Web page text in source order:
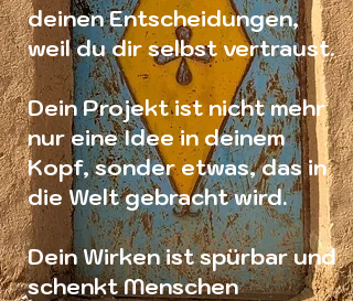
deinen Entscheidungen,
weil du dir selbst vertraust.
DeinProjekt ist nicht mehr
nur eine Idee in deinem
Kopf, sonder etwas, das in
die Welt gebracht wird.
Dein Wirken ist spürbar und
schenkt Menschen